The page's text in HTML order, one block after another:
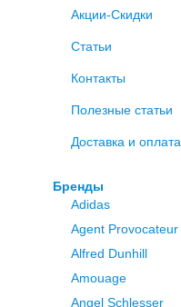
Акции-Скидки
Статьи
Контакты
Полезные статьи
Доставка и оплата
Бренды
Adidas
Agent Provocateur
Alfred Dunhill
Amouage
Angel Schlesser